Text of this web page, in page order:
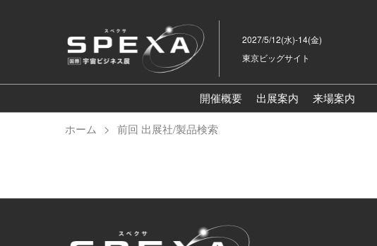
ッ
プ
進
む
2027/5/12(水)-14(金)
東京ビッグサイト
開催概要 出展案内
来場案内
ホーム 前回 出展社/製品検索